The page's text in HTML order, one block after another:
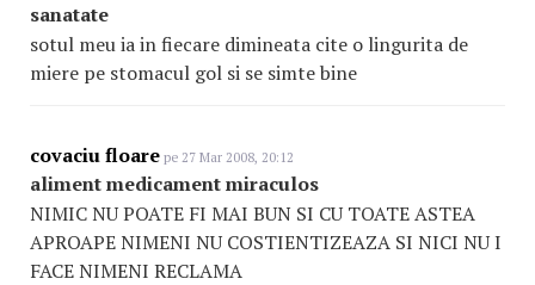
sanatate
sotul meu ia in fiecare dimineata cite o lingurita de
miere pe stomacul gol si se simte bine
covaciu floare pe 27 Mar 2008, 20:12
aliment medicament miraculos
NIMIC NU POATE FI MAI BUN SI CU TOATE ASTEA
APROAPE NIMENI NU COSTIENTIZEAZA SI NICI NU I
FACE NIMENI RECLAMA